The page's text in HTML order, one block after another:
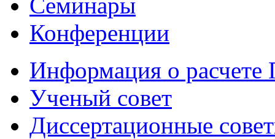
Конференции
Информация о
Ученый совет
Диссертационные